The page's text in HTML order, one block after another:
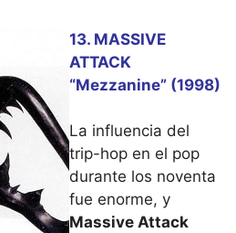
13. MASSIVE
ATTACK
“Mezzanine” (1998)
La influencia del
trip-hop en el pop
durante los noventa
fue enorme, y
Massive Attack